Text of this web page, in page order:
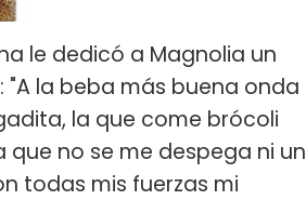
le dedicó a Magnolia un
la beba más buena onda
la que come brócoli
que no se me despega ni un
todas mis fuerzas mi